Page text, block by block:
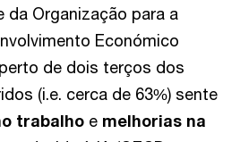
da Organização para a
Económico
de dois terços dos
(i.e. cerca de 63%) sente
trabalho e melhorias na